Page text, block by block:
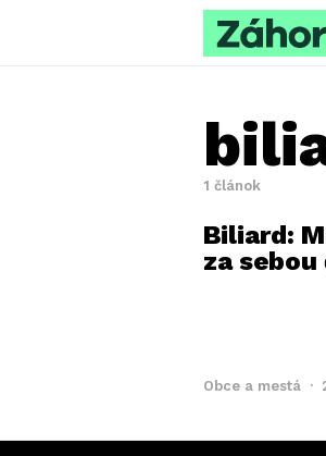
1 článok
Biliard:
za
Obce a mestá